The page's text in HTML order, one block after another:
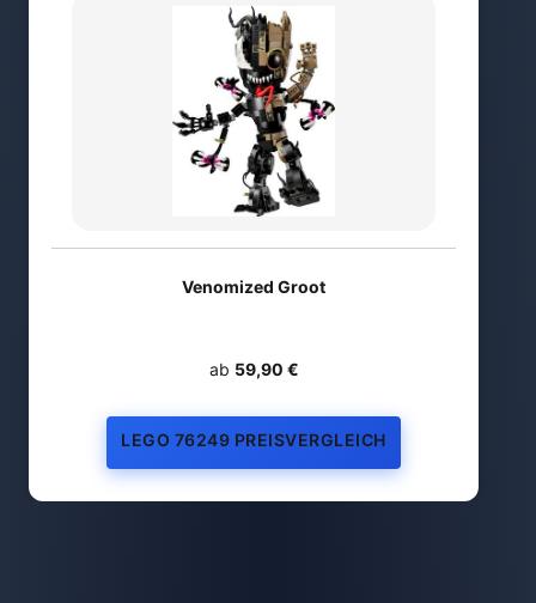
Venomized Groot
ab 59,90 €
LEGO 76249 PREISVERGLEICH